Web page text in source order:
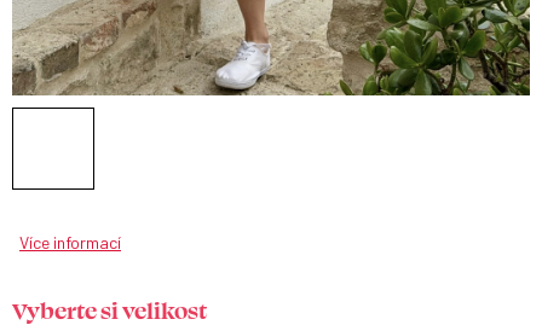
Více informací
Vyberte si velikost